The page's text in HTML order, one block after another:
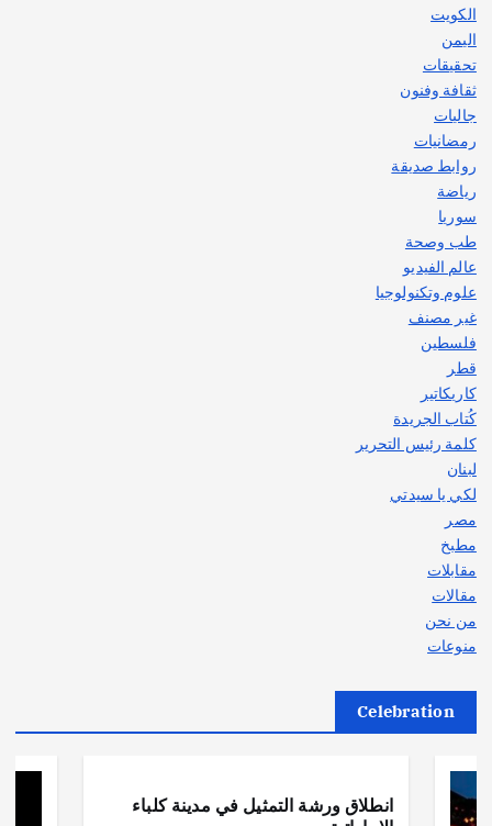
الكويت
اليمن
تحقيقات
ثقافة وفنون
جاليات
رمضانيات
روابط صديقة
رياضة
سوريا
طب وصحة
عالم الفيديو
علوم وتكنولوجيا
غير مصنف
فلسطين
قطر
كاريكاتير
كُتاب الجريدة
كلمة رئيس التحرير
لبنان
لكي يا سيدتي
مصر
مطبخ
مقابلات
مقالات
من نحن
منوعات
Celebration
انطلاق ورشة التمثيل في مدينة كلباء